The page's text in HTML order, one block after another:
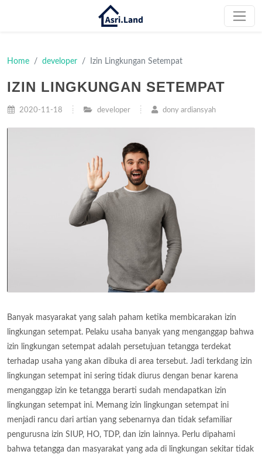
Home developer Izin Lingkungan Setempat
IZIN LINGKUNGAN SETEMPAT
2020-11-18 developer dony ardiansyah
Banyak masyarakat yang salah paham ketika membicarakan izin
lingkungan setempat. Pelaku usaha banyak yang menganggap bahwa
izin lingkungan setempat adalah persetujuan tetangga terdekat
terhadap usaha yang akan dibuka di area tersebut. Jadi terkdang izin
lingkungan setempat ini sering tidak diurus dengan benar karena
menganggap izin ke tetangga berarti sudah mendapatkan izin
lingkungan setempat ini. Memang izin lingkungan setempat ini
menjadi rancu dari artian yang sebenarnya dan tidak sefamiliar
pengurusna izin SIUP, HO, TDP, dan izin lainnya. Perlu dipahami
bahwa tetangga dan masyarakat yang ada di lingkungan sekitar tidak